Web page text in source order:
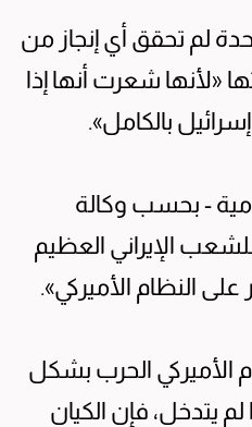
لم تحقق أي إنجاز من
«لأنها شعرت أنها إذا
بالكامل».
- بحسب وكالة
للشعب الإيراني العظيم
على النظام الأميركي».
الأميركي الحرب بشكل
لم يتدخل، فإن الكيان